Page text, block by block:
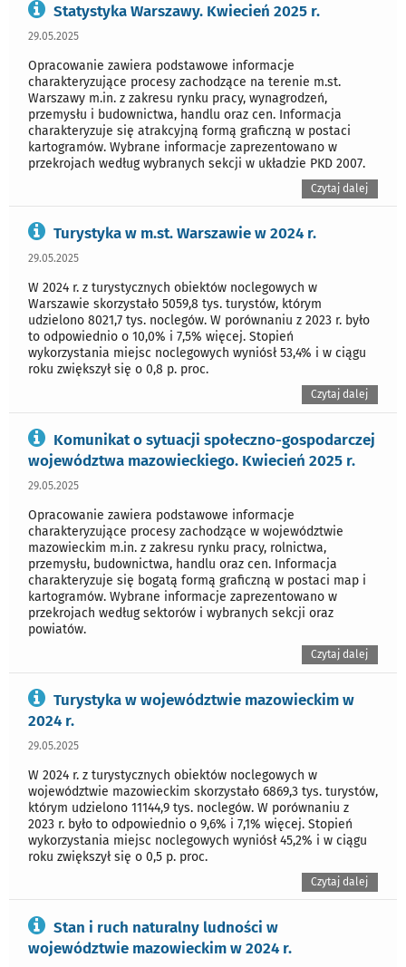
Statystyka Warszawy. Kwiecień 2025 r.
29.05.2025
Opracowanie zawiera podstawowe informacje
charakteryzujące procesy zachodzące na terenie m.st.
Warszawy m.in. z zakresu rynku pracy, wynagrodzeń,
przemysłu i budownictwa, handlu oraz cen. Informacja
charakteryzuje się atrakcyjną formą graficzną w postaci
kartogramów. Wybrane informacje zaprezentowano w
przekrojach według wybranych sekcji w układzie PKD 2007.
Czytaj dalej
Turystyka w m.st. Warszawie w 2024 r.
29.05.2025
W 2024 r. z turystycznych obiektów noclegowych w
Warszawie skorzystało 5059,8 tys. turystów, którym
udzielono 8021,7 tys. noclegów. W porównaniu z 2023 r. było
to odpowiednio o 10,0% i 7,5% więcej. Stopień
wykorzystania miejsc noclegowych wyniósł 53,4% i w ciągu
roku zwiększył się o 0,8 p. proc.
Czytaj dalej
Komunikat o sytuacji społeczno-gospodarczej
województwa mazowieckiego. Kwiecień 2025 r.
29.05.2025
Opracowanie zawiera podstawowe informacje
charakteryzujące procesy zachodzące w województwie
mazowieckim m.in. z zakresu rynku pracy, rolnictwa,
przemysłu, budownictwa, handlu oraz cen. Informacja
charakteryzuje się bogatą formą graficzną w postaci map i
kartogramów. Wybrane informacje zaprezentowano w
przekrojach według sektorów i wybranych sekcji oraz
powiatów.
Czytaj dalej
Turystyka w województwie mazowieckim w
2024 r.
29.05.2025
W 2024 r. z turystycznych obiektów noclegowych w
województwie mazowieckim skorzystało 6869,3 tys. turystów,
którym udzielono 11144,9 tys. noclegów. W porównaniu z
2023 r. było to odpowiednio o 9,6% i 7,1% więcej. Stopień
wykorzystania miejsc noclegowych wyniósł 45,2% i w ciągu
roku zwiększył się o 0,5 p. proc.
Czytaj dalej
Stan i ruch naturalny ludności w
województwie mazowieckim w 2024 r.